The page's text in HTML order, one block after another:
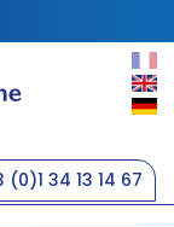
(0)1 34 13 14 67